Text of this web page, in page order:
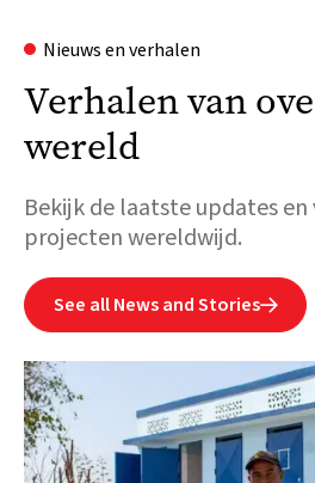
Nieuws en verhalen
Verhalen van
wereld
Bekijk de laatste updates
projecten wereldwijd.
See all News and Stories